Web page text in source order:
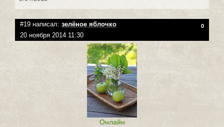
#19 написал: зелёное яблочко 0
20 ноября 2014 11:30
Онлайн